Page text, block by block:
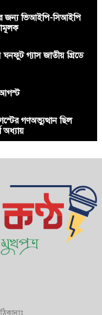
জন্য ভিআইপি-সিআইপি
গ্যাস জাতীয় গ্রিডে
আগস্ট
গণঅভ্যুত্থান ছিল
অধ্যায়